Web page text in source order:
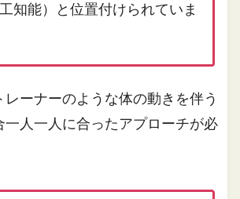
知能）と位置付けられていま
レーナーのような体の動きを伴う
一人一人に合ったアプローチが必